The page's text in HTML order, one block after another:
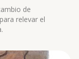
de
relevar el